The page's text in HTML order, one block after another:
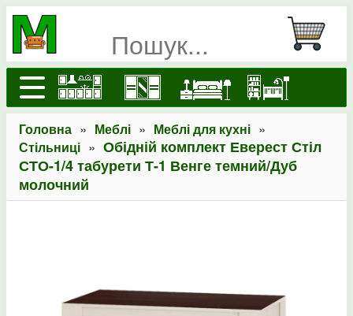
Головна » Меблі » Меблі для кухні »
Стільниці » Обідній комплект Еверест Стіл
СТО-1/4 табурети Т-1 Венге темний/Дуб
молочний